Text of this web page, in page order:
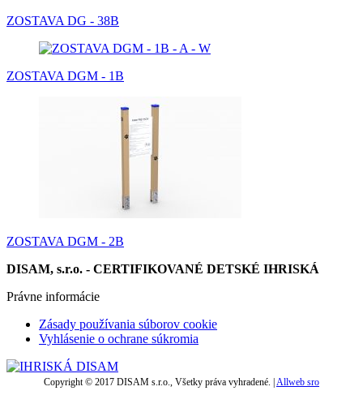
ZOSTAVA DG - 38B
ZOSTAVA DGM - 1B
ZOSTAVA DGM - 2B
DISAM, s.r.o. - CERTIFIKOVANÉ DETSKÉ IHRISKÁ
Právne informácie
Zásady používania súborov cookie
Vyhlásenie o ochrane súkromia
Copyright © 2017 DISAM s.r.o., Všetky práva vyhradené. |Allweb sro